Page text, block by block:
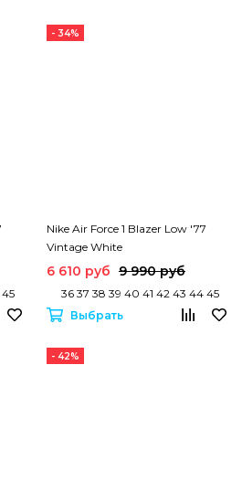
- 34%
Nike Air Force 1 Blazer Low '77
Vintage White
6 610 руб 9 990 руб
36 37 38 39 40 41 42 43 44 45
Выбрать
- 42%